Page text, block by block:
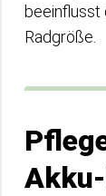
beeinflusst
Radgröße.